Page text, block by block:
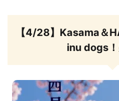
【4/28】Kasama＆
inu dogs